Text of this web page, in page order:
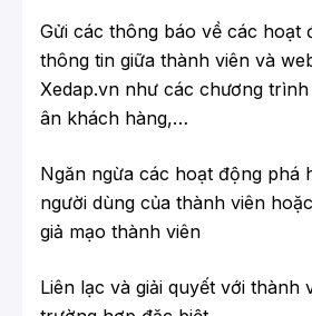
Gửi các thông báo về các hoạt
thông tin giữa thành viên và
Xedap.vn như các chương
ân khách hàng,…
Ngăn ngừa các hoạt động phá
người dùng của thành viên
giả mạo thành viên
Liên lạc và giải quyết với thành